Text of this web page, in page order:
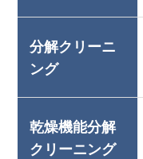
分解クリーニ
ング
乾燥機能分解
クリーニング